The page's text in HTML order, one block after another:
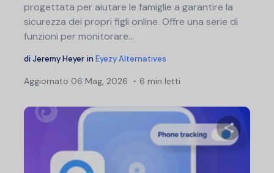
progettata per aiutare le famiglie a garantire la
sicurezza dei propri figli online. Offre una serie di
funzioni per monitorare...
di Jeremy Heyer in Eyezy Alternatives
Aggiornato 06 Mag, 2026 6 min letti